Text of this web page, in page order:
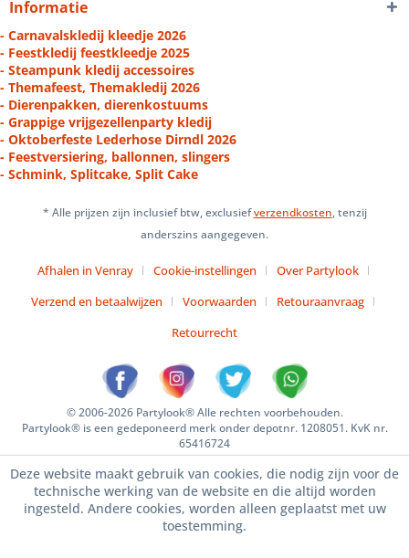
Informatie
- Carnavalskledij kleedje 2026
- Feestkledij feestkleedje 2025
- Steampunk kledij accessoires
- Themafeest, Themakledij 2026
- Dierenpakken, dierenkostuums
- Grappige vrijgezellenparty kledij
- Oktoberfeste Lederhose Dirndl 2026
- Feestversiering, ballonnen, slingers
- Schmink, Splitcake, Split Cake
* Alle prijzen zijn inclusief btw, exclusiefverzendkosten, tenzij
anderszins aangegeven.
Afhalen in Venray Cookie-instellingen
Over Partylook
Verzend en betaalwijzen
Voorwaarden
Retouraanvraag
Retourrecht
© 2006-2026 Partylook® Alle rechten voorbehouden.
Partylook® is een gedeponeerd merk onder depotnr. 1208051. KvK nr.
65416724
Deze website maakt gebruik van cookies, die nodig zijn voor de
technische werking van de website en die altijd worden
ingesteld. Andere cookies, worden alleen geplaatst met uw
toestemming.